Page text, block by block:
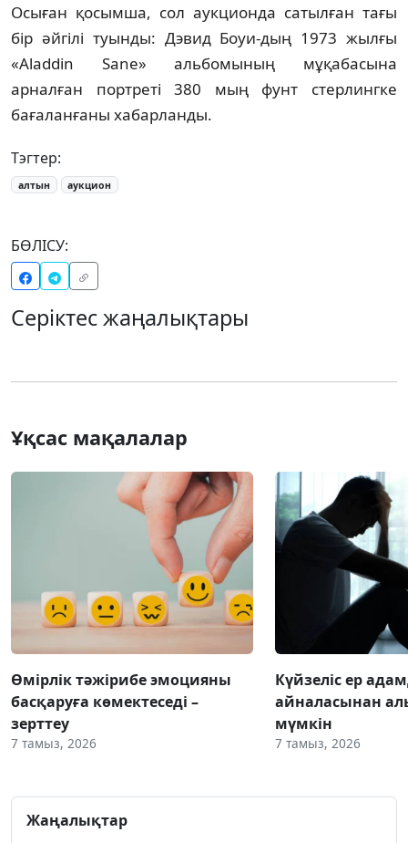
Осыған қосымша, сол аукционда сатылған тағы
бір әйгілі туынды: Дэвид Боуи-дың 1973 жылғы
«Aladdin Sane» альбомының мұқабасына
арналған портреті 380 мың фунт стерлингке
бағаланғаны хабарланды.
Тэгтер:
алтын аукцион
БӨЛІСУ:
Серіктес жаңалықтары
Ұқсас мақалалар
Өмірлік тәжірибе эмоцияны
басқаруға көмектеседі –
зерттеу
7 тамыз, 2026
Күйзеліс ер
айналасынан
мүмкін
7 тамыз, 2026
Жаңалықтар